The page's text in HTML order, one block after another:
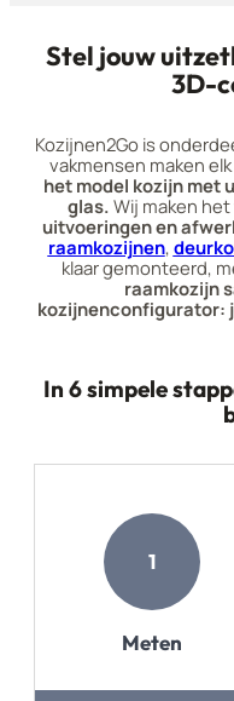
Stel jouw
3D-
Kozijnen2Go is
vakmensen maken
het model kozijn met
glas. Wij maken
uitvoeringen en
raamkozijnen,
klaar gemonteerd,
raamkozijn
kozijnenconfigurator:
In 6 simpele
1
Meten